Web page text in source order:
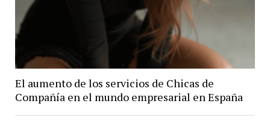
El aumento de los servicios de Chicas de
Compañía en el mundo empresarial en España